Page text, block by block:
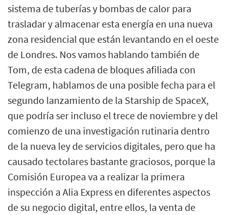
sistema de tuberías y bombas de calor para
trasladar y almacenar esta energía en una nueva
zona residencial que están levantando en el oeste
de Londres. Nos vamos hablando también de
Tom, de esta cadena de bloques afiliada con
Telegram, hablamos de una posible fecha para el
segundo lanzamiento de la Starship de SpaceX,
que podría ser incluso el trece de noviembre y del
comienzo de una investigación rutinaria dentro
de la nueva ley de servicios digitales, pero que ha
causado tectolares bastante graciosos, porque la
Comisión Europea va a realizar la primera
inspección a Alia Express en diferentes aspectos
de su negocio digital, entre ellos, la venta de